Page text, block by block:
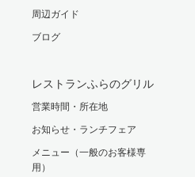
周辺ガイド
ブログ
レストランふらのグリル
営業時間・所在地
お知らせ・ランチフェア
メニュー（一般のお客様専
用）